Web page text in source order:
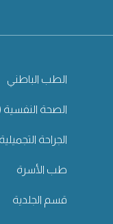
الطب الباطني
الصحة
الجراحة
طب الأسرة
قسم الجلدية